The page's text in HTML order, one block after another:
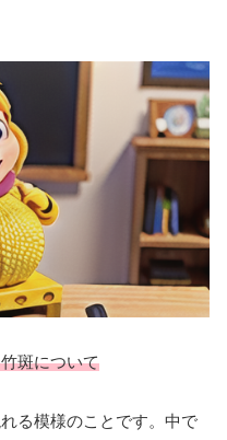
斑について
る模様のことです。中で